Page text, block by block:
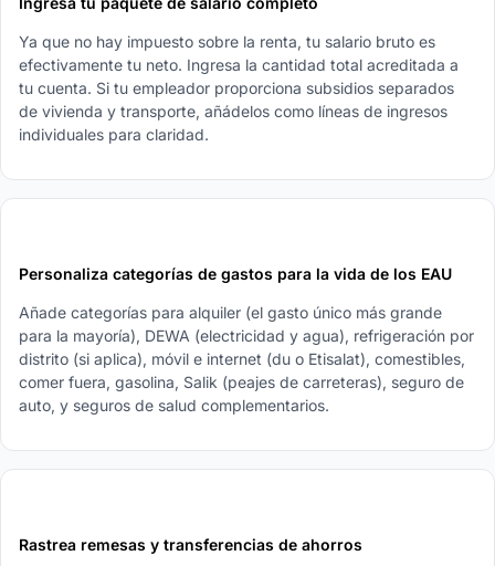
Ya que no hay impuesto sobre la renta, tu salario bruto es
efectivamente tu neto. Ingresa la cantidad total acreditada a
tu cuenta. Si tu empleador proporciona subsidios separados
de vivienda y transporte, añádelos como líneas de ingresos
individuales para claridad.
Personaliza categorías de gastos para la vida de los EAU
Añade categorías para alquiler (el gasto único más grande
para la mayoría), DEWA (electricidad y agua), refrigeración por
distrito (si aplica), móvil e internet (du o Etisalat), comestibles,
comer fuera, gasolina, Salik (peajes de carreteras), seguro de
auto, y seguros de salud complementarios.
Rastrea remesas y transferencias de ahorros